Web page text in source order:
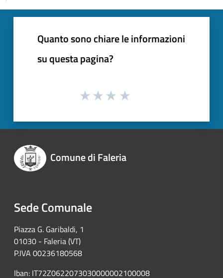
Quanto sono chiare le informazioni
su questa pagina?
Comune di Faleria
Sede Comunale
Piazza G. Garibaldi, 1
01030 - Faleria (VT)
P.IVA 00236180568
Iban: IT72Z0622073030000002100008